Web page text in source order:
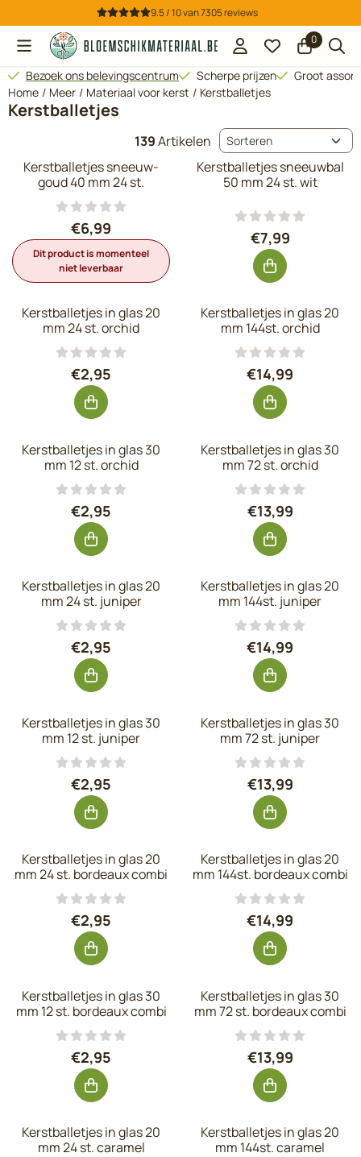
Cookievoorkeuren zijn beschikbaar. Kies instellingen of sta
9.5 / 10van7305reviews
0
Bezoek ons belevingscentrum Scherpe prijzen
Groot
Home / Meer / Materiaal voor kerst / Kerstballetjes
Kerstballetjes
139Artikelen Sorteermethode
Kerstballetjes sneeuw-
goud 40 mm 24 st.
Prijs: 6,99, exclusief btw: 5,78
€6,99
Dit product is momenteel
niet leverbaar
Kerstballetjes sneeuwbal
50 mm 24 st. wit
Prijs: 7,99,
€7,99
Kerstballetjes in glas 20
mm 24 st. orchid
Prijs: 2,95, exclusief btw: 2,44
€2,95
Kerstballetjes in glas 20
mm 144st. orchid
Prijs: 14,99,
€14,99
Kerstballetjes in glas 30
mm 12 st. orchid
Prijs: 2,95, exclusief btw: 2,44
€2,95
Kerstballetjes in glas 30
mm 72 st. orchid
Prijs: 13,99,
€13,99
Kerstballetjes in glas 20
mm 24 st. juniper
Prijs: 2,95, exclusief btw: 2,44
€2,95
Kerstballetjes in glas 20
mm 144st. juniper
Prijs: 14,99,
€14,99
Kerstballetjes in glas 30
mm 12 st. juniper
Prijs: 2,95, exclusief btw: 2,44
€2,95
Kerstballetjes in glas 30
mm 72 st. juniper
Prijs: 13,99,
€13,99
Kerstballetjes in glas 20
mm 24 st. bordeaux combi
Prijs: 2,95, exclusief btw: 2,44
€2,95
Kerstballetjes in glas 20
mm 144st. bordeaux combi
Prijs: 14,99,
€14,99
Kerstballetjes in glas 30
mm 12 st. bordeaux combi
Prijs: 2,95, exclusief btw: 2,44
€2,95
Kerstballetjes in glas 30
mm 72 st. bordeaux combi
Prijs: 13,99,
€13,99
Kerstballetjes in glas 20
mm 24 st. caramel
Kerstballetjes in glas 20
mm 144st. caramel